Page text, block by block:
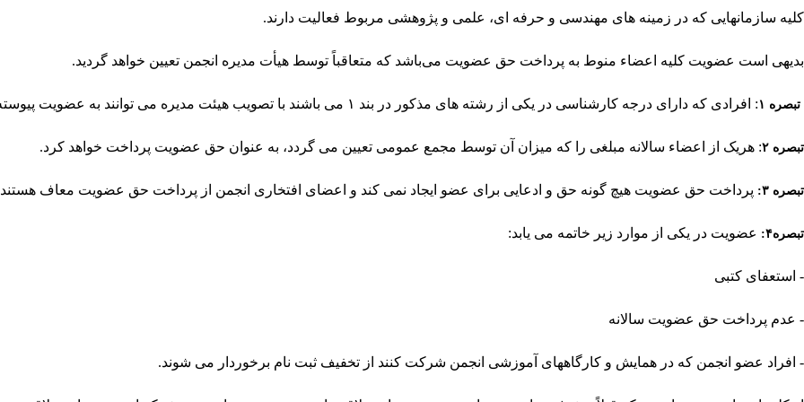
کلیه سازمانهایی که در زمینه های مهندسی و حرفه ای، علمی و پژوهشی مربوط فعالیت دارند.
بدیهی است عضویت کلیه اعضاء منوط به پرداخت حق عضویت می‌باشد که متعاقباً توسط هیأت مدیره انجمن تعیین خواهد گردید.
تبصره ۱ : افرادی که دارای درجه کارشناسی در یکی از رشته های مذکور در بند ۱ می باشند با تصویب هیئت مدیره می توانند به عضویت پیوسته انجمن در آیند
تبصره ۲ : هریک از اعضاء سالانه مبلغی را که میزان آن توسط مجمع عمومی تعیین می گردد، به عنوان حق عضویت پرداخت خواهد کرد.
تبصره ۳: پرداخت حق عضویت هیچ گونه حق و ادعایی برای عضو ایجاد نمی کند و اعضای افتخاری انجمن از پرداخت حق عضویت معاف هستند
تبصره۴: عضویت در یکی از موارد زیر خاتمه می یابد:
- استعفای کتبی
- عدم پرداخت حق عضویت سالانه
- افراد عضو انجمن که در همایش و کارگاههای آموزشی انجمن شرکت کنند از تخفیف ثبت نام برخوردار می شوند.